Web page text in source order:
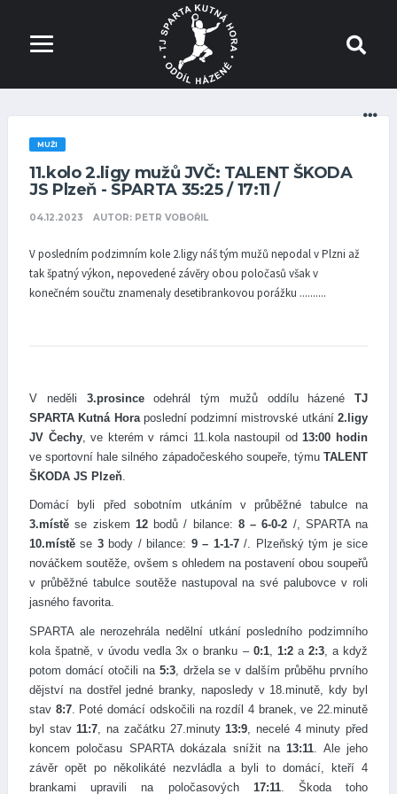
MUŽI
11.kolo 2.ligy mužů JVČ: TALENT ŠKODA
JS Plzeň - SPARTA 35:25 / 17:11 /
04.12.2023 AUTOR: PETR VOBOŘIL
V posledním podzimním kole 2.ligy náš tým mužů nepodal v Plzni až
tak špatný výkon, nepovedené závěry obou poločasů však v
konečném součtu znamenaly desetibrankovou porážku ..........
V neděli 3.prosinceodehrál tým mužů oddílu házené TJ
SPARTA Kutná Horaposlední podzimní mistrovské utkání2.ligy
JV Čechy, ve kterém v rámci 11.kola nastoupil od 13:00 hodin
ve sportovní hale silného západočeského soupeře, týmu TALENT
ŠKODA JS Plzeň
Domácí byli před sobotním utkáním v průběžné tabulce na
3.místě se ziskem 12bodů / bilance: 8 – 6-0-2 /, SPARTA na
10.místě se 3body / bilance: 9 – 1-1-7/. Plzeňský tým je sice
nováčkem soutěže, ovšem s ohledem na postavení obou soupeřů
v průběžné tabulce soutěže nastupoval na své palubovce v roli
jasného favorita.
SPARTA ale nerozehrála nedělní utkání posledního podzimního
kola špatně, v úvodu vedla 3x o branku – 0:1, 1:2a 2:3, a když
potom domácí otočili na 5:3, držela se v dalším průběhu prvního
dějství na dostřel jedné branky, naposledy v 18.minutě, kdy byl
stav 8:7. Poté domácí odskočili na rozdíl 4 branek, ve 22.minutě
byl stav 11:7 , na začátku 27.minuty 13:9 , necelé 4 minuty před
koncem poločasu SPARTA dokázala snížit na 13:11 . Ale jeho
závěr opět po několikáté nezvládla a byli to domácí, kteří 4
brankami upravili na poločasových 17:11. Škoda toho